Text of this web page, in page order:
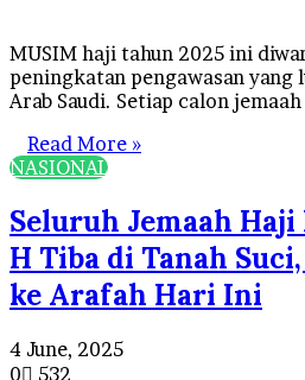
MUSIM haji tahun 2025 ini
peningkatan pengawasan
Arab Saudi. Setiap calon
Read More »
NASIONAL
Seluruh Jemaah Haji
H Tiba di Tanah
ke Arafah Hari Ini
4 June, 2025
0
532